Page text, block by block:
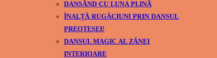
DANSÂND CU LUNA PLINĂ
ÎNALȚĂ RUGĂCIUNI PRIN DANSUL
PREOTESEI!
DANSUL MAGIC AL ZÂNEI
INTERIOARE